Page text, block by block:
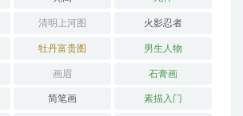
清明上河图 火影忍者
牡丹富贵图 男生人物
画眉 石膏画
简笔画 素描入门